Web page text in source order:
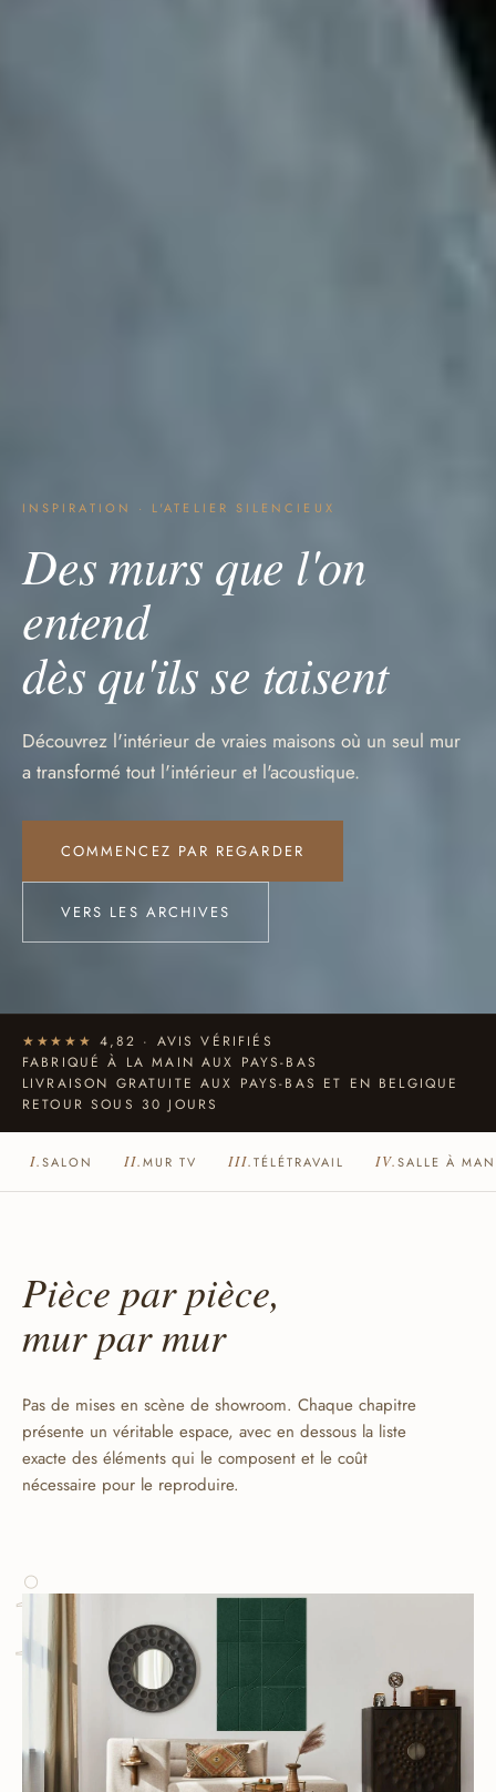
INSPIRATION · L'ATELIER SILENCIEUX
Des murs que l'on
entend
dès qu'ils se taisent
Découvrez l'intérieur de vraies maisons où un seul mur
a transformé tout l'intérieur et l'acoustique.
COMMENCEZ PAR REGARDER
VERS LES ARCHIVES
★★★★★ 4,82 · AVIS VÉRIFIÉS
FABRIQUÉ À LA MAIN AUX PAYS-BAS
LIVRAISON GRATUITE AUX PAYS-BAS ET EN BELGIQUE
RETOUR SOUS 30 JOURS
I.SALON II.MUR TV III.TÉLÉTRAVAIL IV.SALLE À
Pièce par pièce,
mur par mur
Pas de mises en scène de showroom. Chaque chapitre
présente un véritable espace, avec en dessous la liste
exacte des éléments qui le composent et le coût
nécessaire pour le reproduire.
i